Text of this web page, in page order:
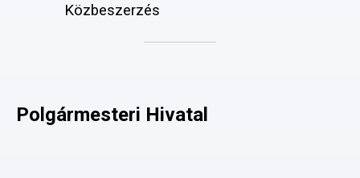
Közbeszerzés
Polgármesteri Hivatal